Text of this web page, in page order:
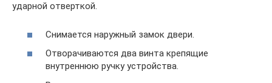
ударной отверткой.
Снимается наружный замок двери.
Отворачиваются два винта крепящие
внутреннюю ручку устройства.